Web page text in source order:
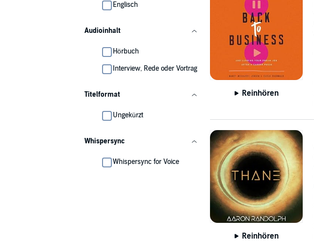
Englisch
Audioinhalt
Hörbuch
Interview, Rede oder Vortrag
Titelformat
Ungekürzt
Whispersync
Whispersync for Voice
Reinhören
Reinhören